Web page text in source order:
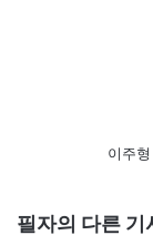
이주
필자의 다른 기